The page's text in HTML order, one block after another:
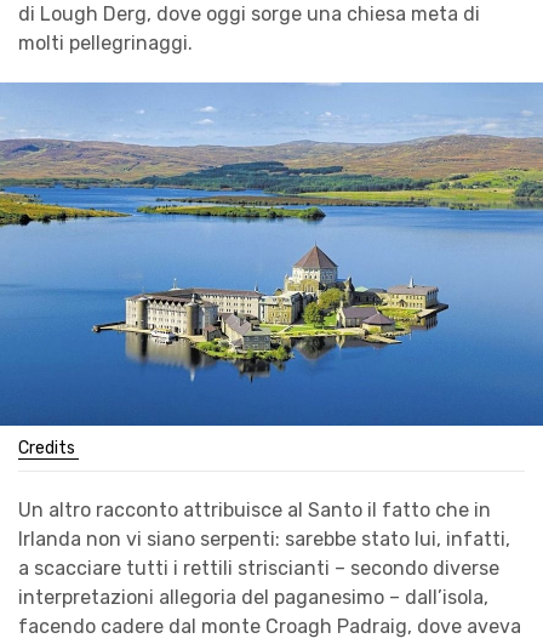
di Lough Derg, dove oggi sorge una chiesa meta di
molti pellegrinaggi.
Credits
Un altro racconto attribuisce al Santo il fatto che in
Irlanda non vi siano serpenti: sarebbe stato lui, infatti,
a scacciare tutti i rettili striscianti – secondo diverse
interpretazioni allegoria del paganesimo – dall’isola,
facendo cadere dal monte Croagh Padraig, dove aveva